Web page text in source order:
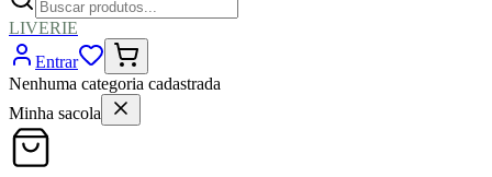
LIVERIE
Entrar
Nenhuma categoria cadastrada
Minha sacola